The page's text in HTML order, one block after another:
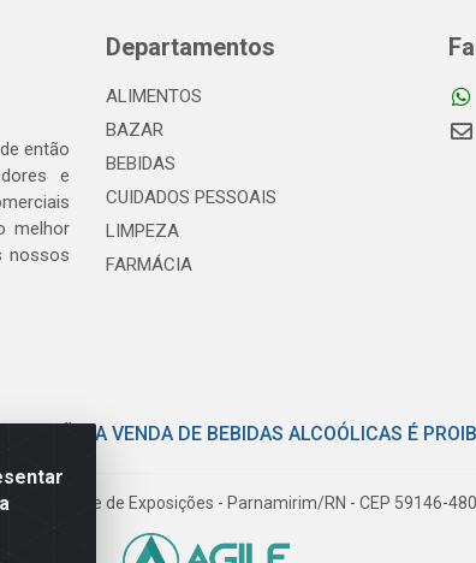
então
e
melhor
nossos
Departamentos
ALIMENTOS
BAZAR
BEBIDAS
CUIDADOS PESSOAIS
LIMPEZA
FARMÁCIA
A VENDA DE BEBIDAS ALCOÓLICAS É
- Parque de Exposições - Parnamirim/RN - CEP 59146-